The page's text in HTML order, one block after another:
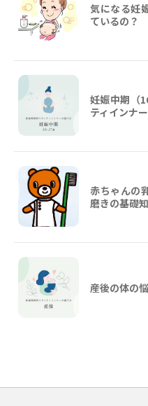
気になる妊
ているの？
妊娠中期（
ティインナ
赤ちゃんの
磨きの基礎
産後の体の